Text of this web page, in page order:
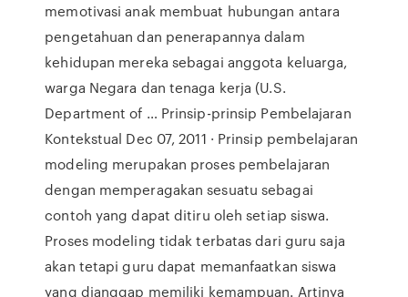
memotivasi anak membuat hubungan antara
pengetahuan dan penerapannya dalam
kehidupan mereka sebagai anggota keluarga,
warga Negara dan tenaga kerja (U.S.
Department of … Prinsip-prinsip Pembelajaran
Kontekstual Dec 07, 2011 · Prinsip pembelajaran
modeling merupakan proses pembelajaran
dengan memperagakan sesuatu sebagai
contoh yang dapat ditiru oleh setiap siswa.
Proses modeling tidak terbatas dari guru saja
akan tetapi guru dapat memanfaatkan siswa
yang dianggap memiliki kemampuan. Artinya